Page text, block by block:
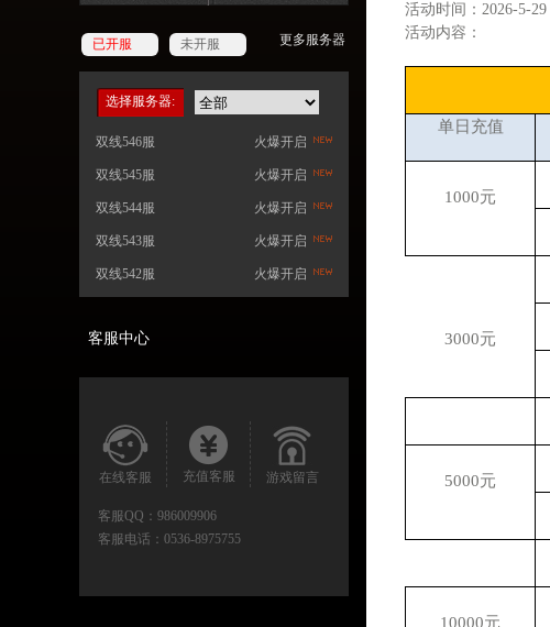
已开服 未开服
选择服务器:
火爆开启
双线546服
火爆开启
双线545服
火爆开启
双线544服
火爆开启
双线543服
火爆开启
双线542服
更多服务器
客服中心
在线客服 充值客服 游戏留言
客服QQ： 986009906
客服电话： 0536-8975755
活动时间： 2026-5-29
活动内容：
单日充值
1000元
3000元
5000元
10000元